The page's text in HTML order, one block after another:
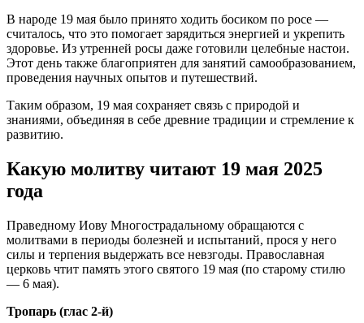
В народе 19 мая было принято ходить босиком по росе —
считалось, что это помогает зарядиться энергией и укрепить
здоровье. Из утренней росы даже готовили целебные настои.
Этот день также благоприятен для занятий самообразованием,
проведения научных опытов и путешествий.
Таким образом, 19 мая сохраняет связь с природой и
знаниями, объединяя в себе древние традиции и стремление к
развитию.
Какую молитву читают 19 мая 2025
года
Праведному Иову Многострадальному обращаются с
молитвами в периоды болезней и испытаний, прося у него
силы и терпения выдержать все невзгоды. Православная
церковь чтит память этого святого 19 мая (по старому стилю
— 6 мая).
Тропарь (глас 2-й)